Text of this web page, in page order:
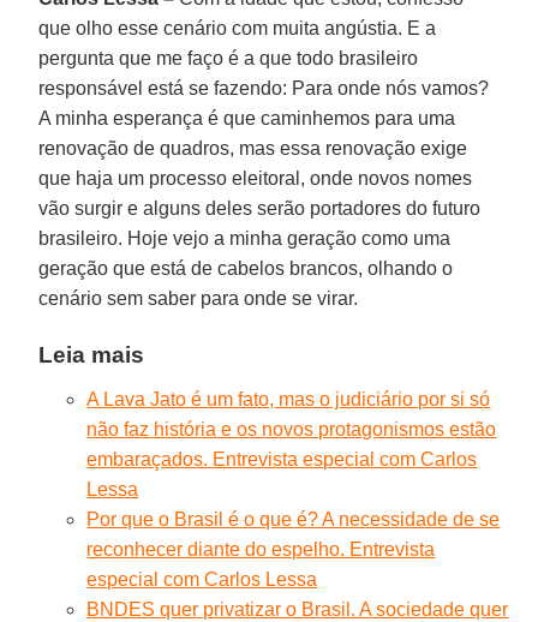
que olho esse cenário com muita angústia. E a
pergunta que me faço é a que todo brasileiro
responsável está se fazendo: Para onde nós vamos?
A minha esperança é que caminhemos para uma
renovação de quadros, mas essa renovação exige
que haja um processo eleitoral, onde novos nomes
vão surgir e alguns deles serão portadores do futuro
brasileiro. Hoje vejo a minha geração como uma
geração que está de cabelos brancos, olhando o
cenário sem saber para onde se virar.
Leia mais
A Lava Jato é um fato, mas o judiciário por si só
não faz história e os novos protagonismos estão
embaraçados. Entrevista especial com Carlos
Lessa
Por que o Brasil é o que é? A necessidade de se
reconhecer diante do espelho. Entrevista
especial com Carlos Lessa
BNDES quer privatizar o Brasil. A sociedade quer